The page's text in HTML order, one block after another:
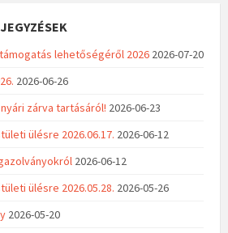
lehetőségéről 2026 2026-07-20
2026-06-26
zárva tartásáról! 2026-06-23
ülésre 2026.06.17. 2026-06-12
2026-06-12
ülésre 2026.05.28. 2026-05-26
2026-05-20